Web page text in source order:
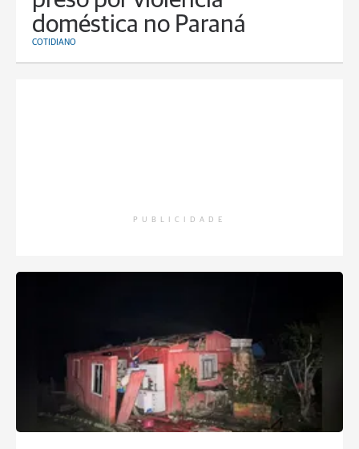
doméstica no Paraná
COTIDIANO
PUBLICIDADE